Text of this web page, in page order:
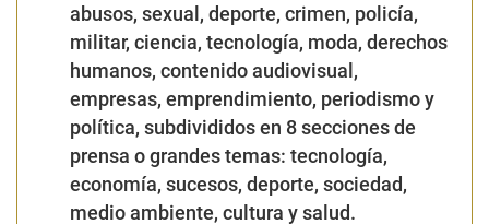
abusos, sexual, deporte, crimen, policía,
militar, ciencia, tecnología, moda, derechos
humanos, contenido audiovisual,
empresas, emprendimiento, periodismo y
política, subdivididos en 8 secciones de
prensa o grandes temas: tecnología,
economía, sucesos, deporte, sociedad,
medio ambiente, cultura y salud.